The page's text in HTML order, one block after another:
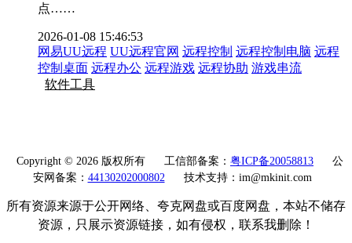
点……
2026-01-08 15:46:53
网易UU远程 UU远程官网 远程控制 远程控制电脑 远程
控制桌面 远程办公 远程游戏 远程协助 游戏串流
软件工具
Copyright © 2026 版权所有 工信部备案： 粤ICP备20058813
公
安网备案： 44130202000802 技术支持：im@mkinit.com
所有资源来源于公开网络、夸克网盘或百度网盘，本站不储存
资源，只展示资源链接，如有侵权，联系我删除！